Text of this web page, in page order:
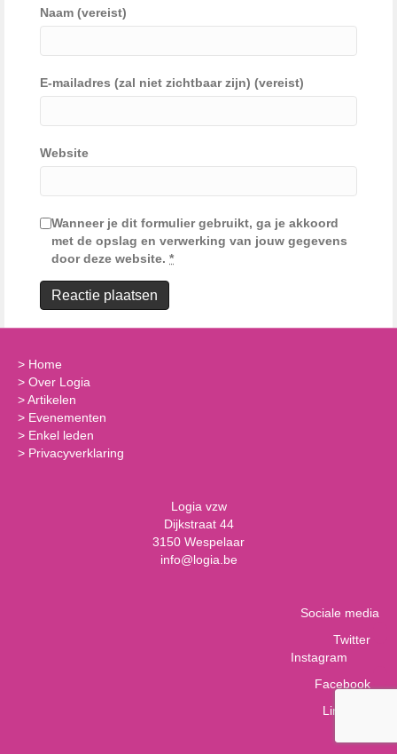
Naam (vereist)
E-mailadres (zal niet zichtbaar zijn) (vereist)
Website
Wanneer je dit formulier gebruikt, ga je akkoord
met de opslag en verwerking van jouw gegevens
door deze website. *
> Home
> Over Logia
>Artikelen
> Evenementen
> Enkel leden
> Privacyverklaring
Logia vzw
Dijkstraat 44
3150 Wespelaar
info@logia.be
Sociale media
Twitter
Instagram
Facebook
LinkedIn